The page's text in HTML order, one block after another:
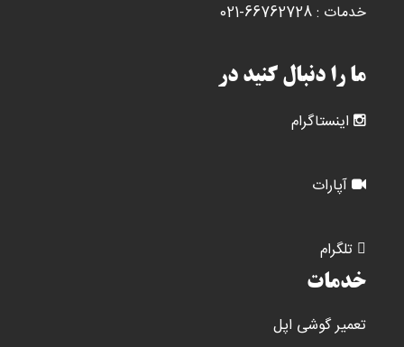
خدمات : 66762728-021
ما را دنبال کنید در
اینستاگرام
آپارات
تلگرام
خدمات
تعمیر گوشی اپل